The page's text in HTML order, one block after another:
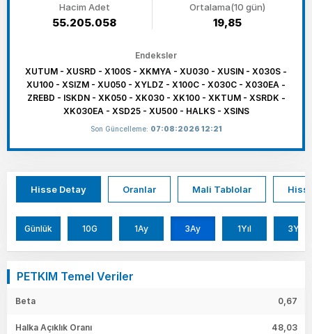
Hacim Adet
55.205.058
Ortalama(10 gün)
19,85
Endeksler
XUTUM - XUSRD - X100S - XKMYA - XU030 - XUSIN - X030S -
XU100 - XSIZM - XU050 - XYLDZ - X100C - X030C - X030EA -
ZREBD - ISKDN - XK050 - XK030 - XK100 - XKTUM - XSRDK -
XK030EA - XSD25 - XU500 - HALKS - XSINS
Son Güncelleme: 07:08:2026 12:21
Hisse Detay Oranlar Mali Tablolar
Günlük 10G 1Ay 3Ay 1Yıl 3Yıl
PETKIM Temel Veriler
Beta 0,67
Halka Açıklık Oranı 48,03